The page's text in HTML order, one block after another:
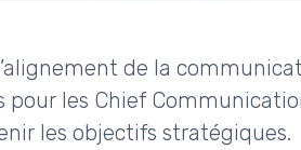
de la
pour les Chief
les objectifs stratégiques.